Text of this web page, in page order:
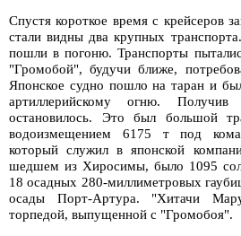
Спустя короткое время с крейсеров
стали видны два крупных
пошли в погоню. Транспорты
"Громобой", будучи ближе,
Японское судно пошло на таран и
артиллерийскому огню.
остановилось. Это был большой
водоизмещением 6175 т под
который служил в японской
шедшем из Хиросимы, было 1095
18 осадных 280-миллиметровых
осады Порт-Артура. "Хитачи
торпедой, выпущенной с "Громобоя".